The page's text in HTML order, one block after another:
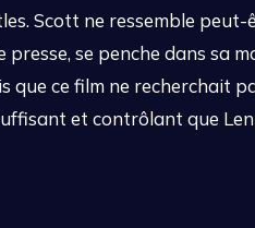
Scott ne ressemble peut-
se penche dans sa
ce film ne recherchait
et contrôlant que